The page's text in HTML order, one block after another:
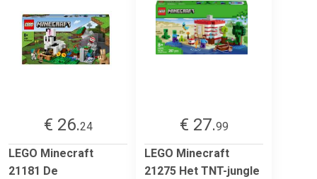
€ 26.24
LEGO Minecraft
21181 De
€ 27.99
LEGO Minecraft
21275 Het TNT-jungle